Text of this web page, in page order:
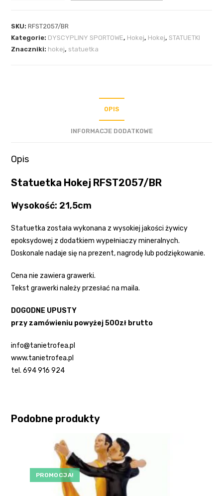
SKU:RFST2057/BR
Kategorie: DYSCYPLINY SPORTOWE, Hokej, Hokej, STATUETKI
Znaczniki: hokej, statuetka
OPIS
INFORMACJE DODATKOWE
Opis
Statuetka Hokej RFST2057/BR
Wysokość: 21,5cm
Statuetka została wykonana z wysokiej jakości żywicy
epoksydowej z dodatkiem wypełniaczy mineralnych.
Doskonale nadaje się na prezent, nagrodę lub podziękowanie.
Cena nie zawiera grawerki.
Tekst grawerki należy przesłać na maila.
DOGODNE UPUSTY
przy zamówieniu powyżej 500zł brutto
info@tanietrofea.pl
www.tanietrofea.pl
tel. 694 916 924
Podobne produkty
PROMOCJA!